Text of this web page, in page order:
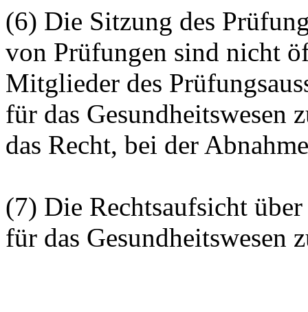
(6) Die Sitzung des
von Prüfungen sind nicht
Mitglieder des
für das Gesundheitswesen
das Recht, bei der
(7) Die Rechtsaufsicht
für das Gesundheitswesen